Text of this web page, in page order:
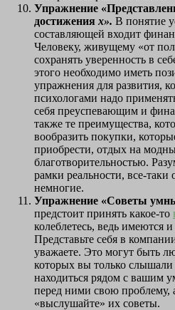
Упражнение
достижения х». В понятие
составляющей входит
Человеку, живущему «от
сохранять уверенность в
этого необходимо иметь
упражнения для развития,
психологами надо
себя преуспевающим и
также те преимущества,
вообразить покупки,
приобрести, отдых на
благотворительностью.
рамки реальности, все-таки
немногие.
Упражнение «Советы
предстоит принять какое-то
колеблетесь, ведь
Представьте себя в
уважаете. Это могут быть
которых вы только
находиться рядом с вашим
перед ними свою проблему,
«выслушайте» их советы.